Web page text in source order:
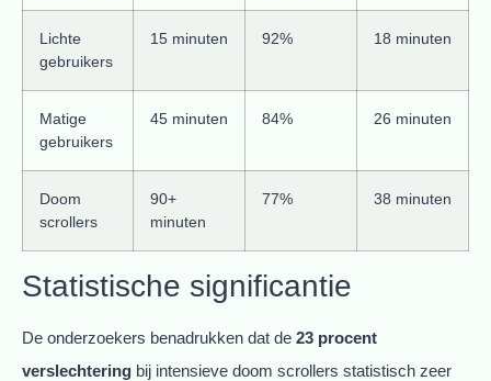
Lichte
gebruikers
15 minuten 92% 18 minuten
Matige
gebruikers
45 minuten 84% 26 minuten
Doom
scrollers
90+
minuten
77% 38 minuten
Statistische significantie
De onderzoekers benadrukken dat de 23 procent
verslechtering bij intensieve doom scrollers statistisch zeer